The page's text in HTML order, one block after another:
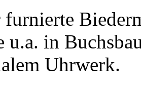
furnierte
u.a. in
Uhrwerk.